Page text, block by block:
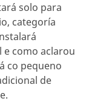
solo para
categoría
e como aclarou
co pequeno
de